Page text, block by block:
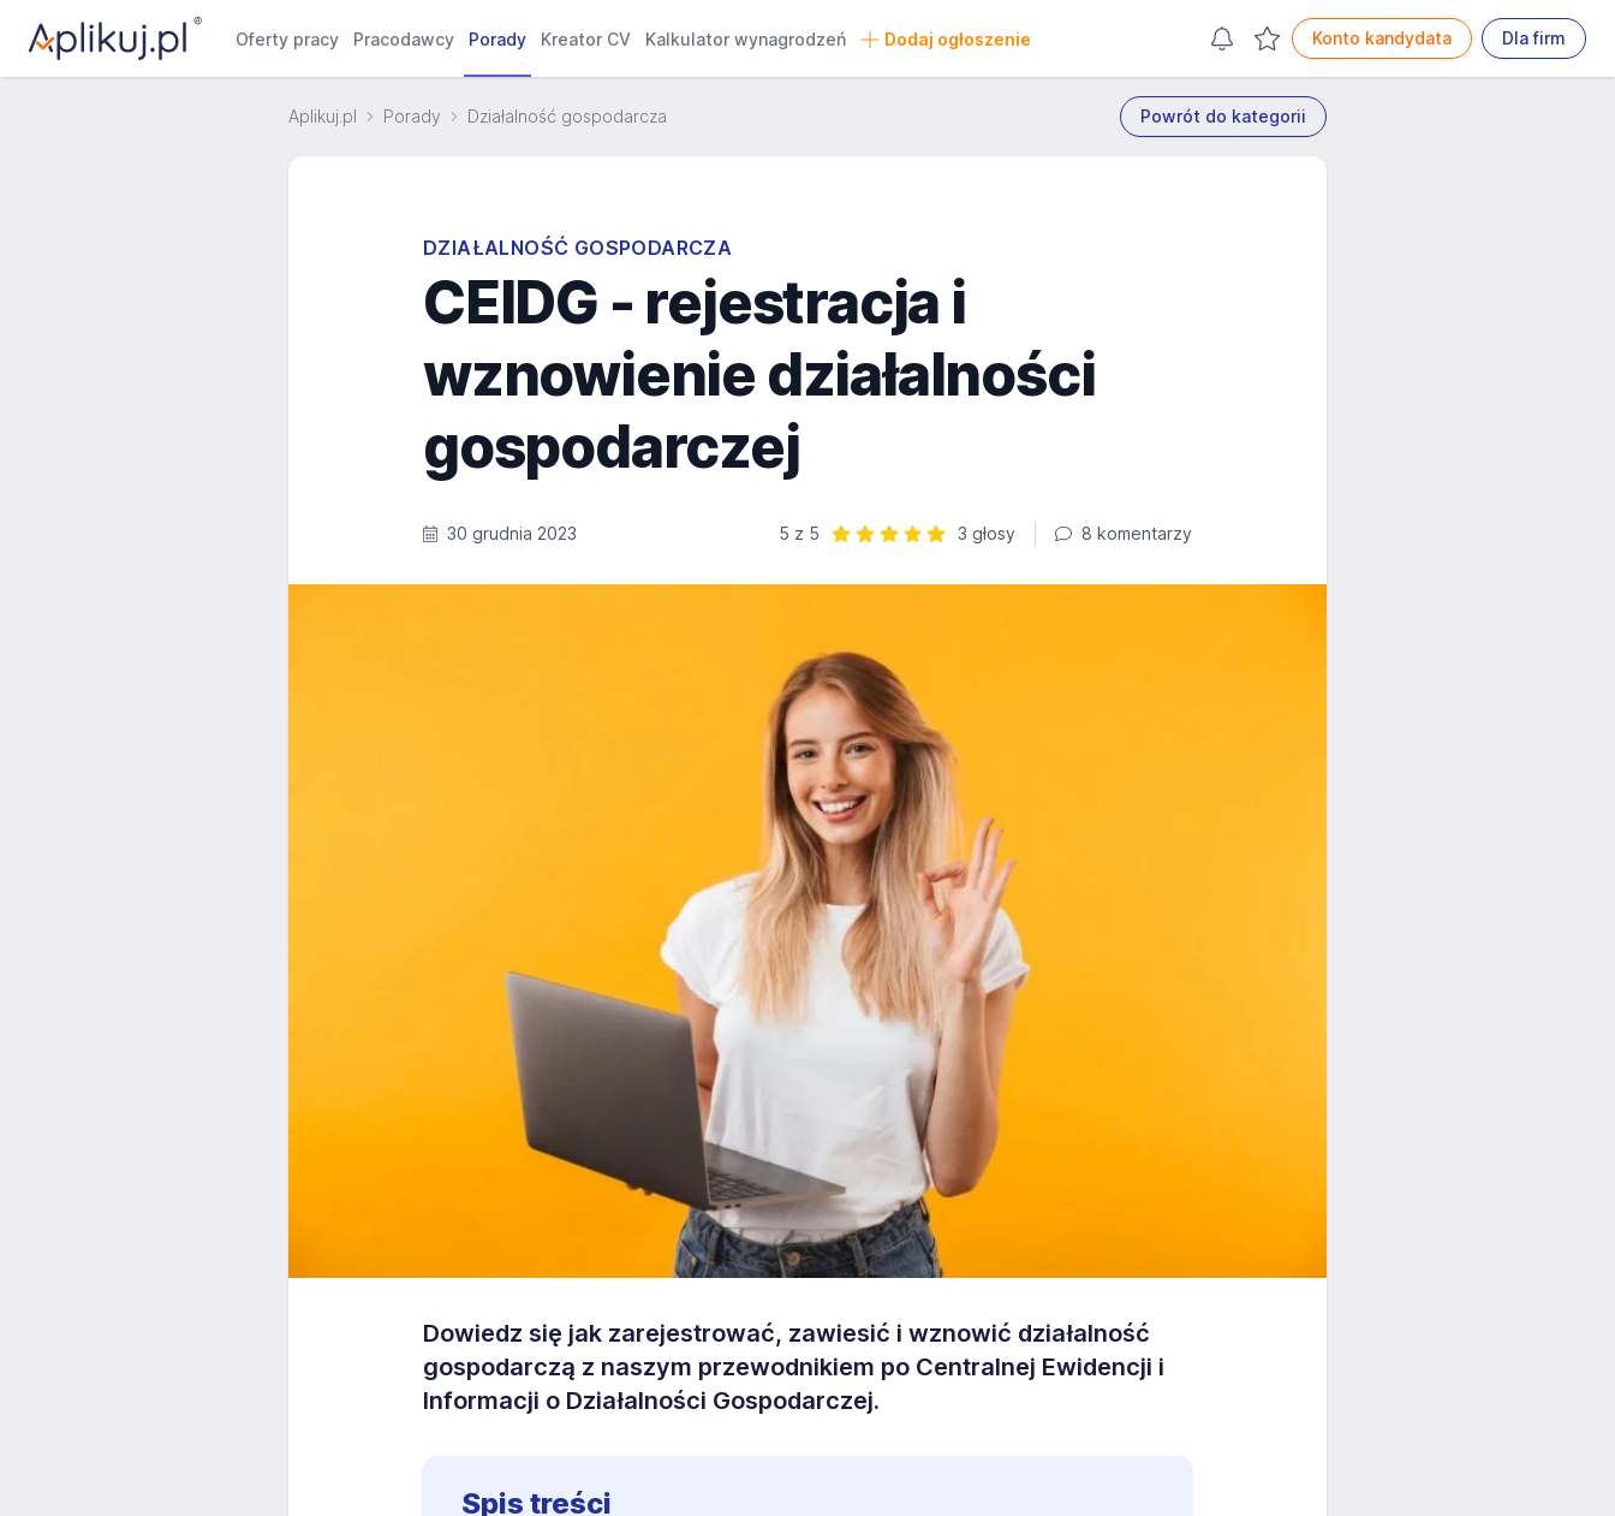
Oferty pracy Pracodawcy Porady Kreator CV Kalkulator wynagrodzeń Dodaj ogłoszenie Konto kandydata Dla firm
Aplikuj.pl Porady Działalność gospodarcza Powrót do kategorii
DZIAŁALNOŚĆ GOSPODARCZA
CEIDG - rejestracja i
wznowienie działalności
gospodarczej
30 grudnia 2023
5 z 5
3 głosy 8 komentarzy
Dowiedz się jak zarejestrować, zawiesić i wznowić działalność
gospodarczą z naszym przewodnikiem po Centralnej Ewidencji i
Informacji o Działalności Gospodarczej.
Spis treści